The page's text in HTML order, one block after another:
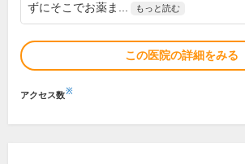
ずにそこでお薬ま...
もっと読む
この医院の詳細をみる
アクセス数※